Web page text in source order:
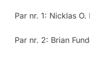
Par nr. 1: Nicklas
Par nr. 2: Brian